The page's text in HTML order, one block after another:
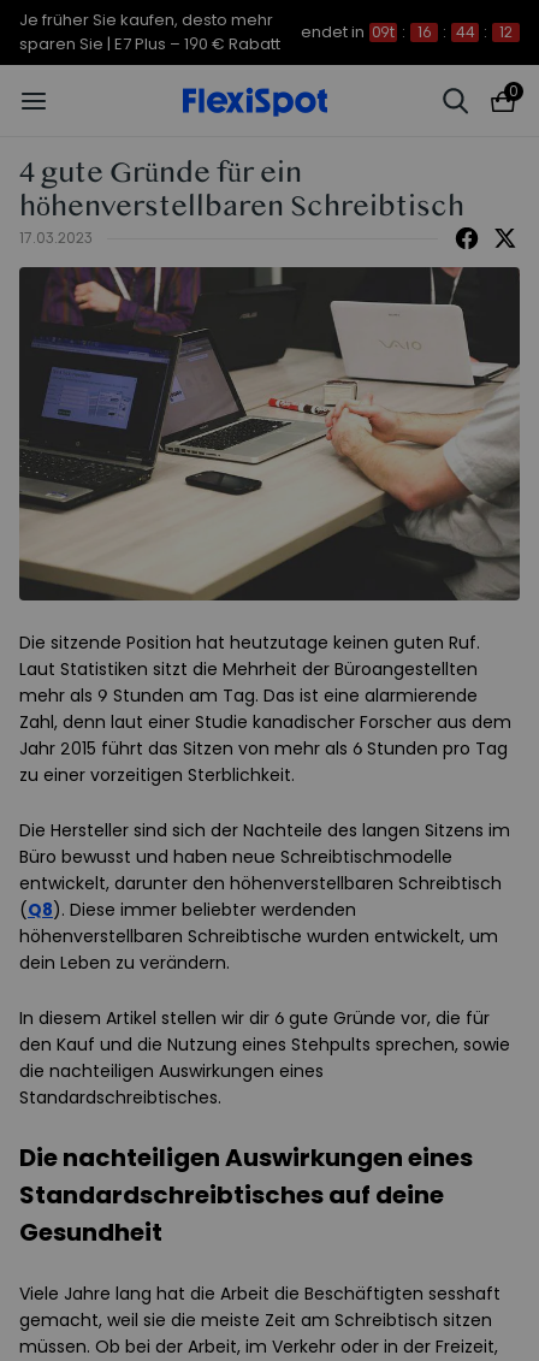
Je früher Sie kaufen, desto mehr
sparen Sie | C7 Morpher – 290 €
Rabatt
endet in 09t : 16 : 44 :
11
0
4 gute Gründe für ein
höhenverstellbaren Schreibtisch
17.03.2023
Die sitzende Position hat heutzutage keinen guten Ruf.
Laut Statistiken sitzt die Mehrheit der Büroangestellten
mehr als 9 Stunden am Tag. Das ist eine alarmierende
Zahl, denn laut einer Studie kanadischer Forscher aus dem
Jahr 2015 führt das Sitzen von mehr als 6 Stunden pro Tag
zu einer vorzeitigen Sterblichkeit.
Die Hersteller sind sich der Nachteile des langen Sitzens im
Büro bewusst und haben neue Schreibtischmodelle
entwickelt, darunter den höhenverstellbaren Schreibtisch
(Q8). Diese immer beliebter werdenden
höhenverstellbaren Schreibtische wurden entwickelt, um
dein Leben zu verändern.
In diesem Artikel stellen wir dir 6 gute Gründe vor, die für
den Kauf und die Nutzung eines Stehpults sprechen, sowie
die nachteiligen Auswirkungen eines
Standardschreibtisches.
Die nachteiligen Auswirkungen eines
Standardschreibtisches auf deine
Gesundheit
Viele Jahre lang hat die Arbeit die Beschäftigten sesshaft
gemacht, weil sie die meiste Zeit am Schreibtisch sitzen
müssen. Ob bei der Arbeit, im Verkehr oder in der Freizeit,